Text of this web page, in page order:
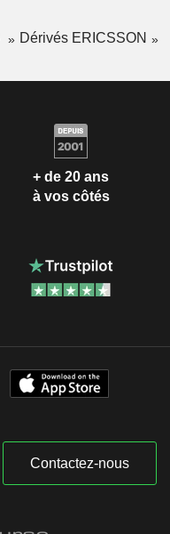
Dérivés ERICSSON
+ de 20 ans
à vos côtés
Contactez-nous